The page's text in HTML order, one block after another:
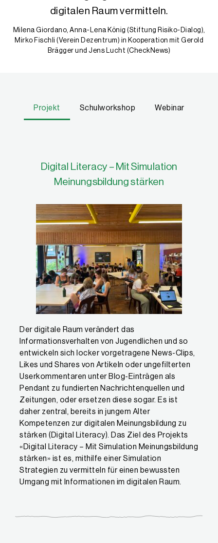
digitalen Raum vermitteln.
Milena Giordano, Anna-Lena König (Stiftung Risiko-Dialog),
Mirko Fischli (Verein Dezentrum) in Kooperation mit Gerold
Brägger und Jens Lucht (CheckNews)
Projekt Schulworkshop Webinar
Digital Literacy – Mit Simulation
Meinungsbildung stärken
Eigenschaften
Der digitale Raum verändert das
Informationsverhalten von Jugendlichen und so
entwickeln sich locker vorgetragene News-Clips,
Likes und Shares von Artikeln oder ungefilterten
Userkommentaren unter Blog-Einträgen als
Pendant zu fundierten Nachrichtenquellen und
Zeitungen, oder ersetzen diese sogar. Es ist
daher zentral, bereits in jungem Alter
Kompetenzen zur digitalen Meinungsbildung zu
stärken (Digital Literacy). Das Ziel des Projekts
«Digital Literacy – Mit Simulation Meinungsbildung
stärken» ist es, mithilfe einer Simulation
Strategien zu vermitteln für einen bewussten
Umgang mit Informationen im digitalen Raum.